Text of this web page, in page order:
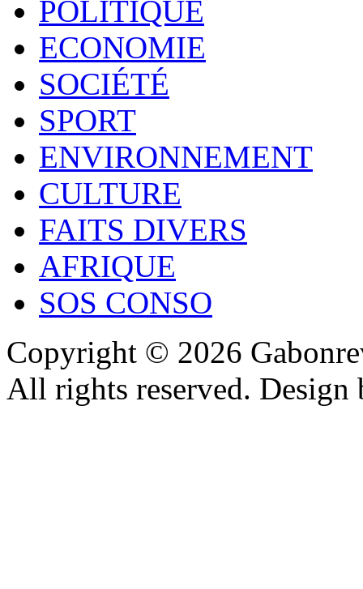
POLITIQUE
ECONOMIE
SOCIÉTÉ
SPORT
ENVIRONNEMENT
CULTURE
FAITS DIVERS
AFRIQUE
SOS CONSO
Copyright © 2026
All rights reserved.